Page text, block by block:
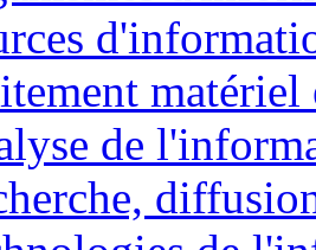
matériel
de